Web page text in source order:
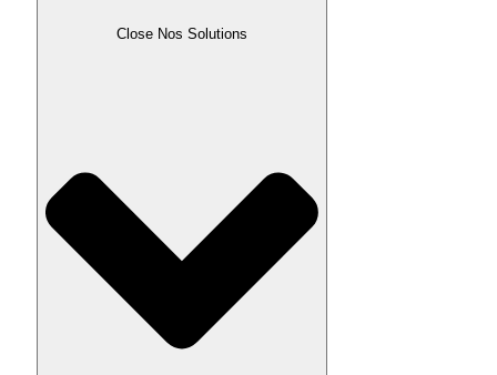
Close Nos Solutions